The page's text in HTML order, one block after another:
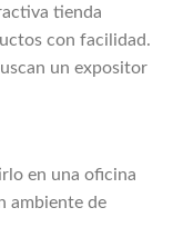
tienda
con facilidad.
un expositor
en una oficina
ambiente de